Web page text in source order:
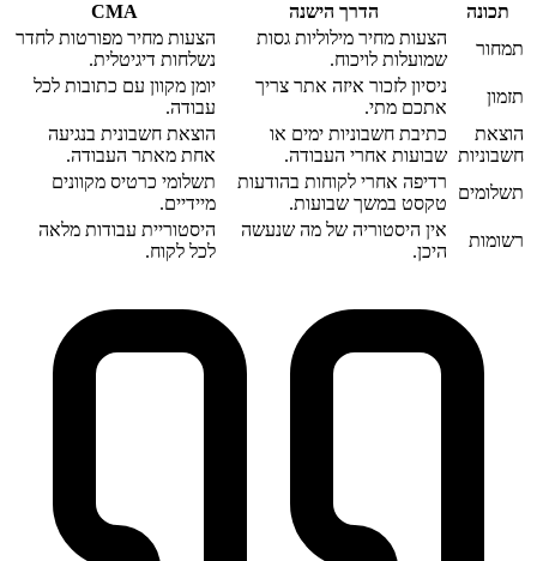
תכונה הדרך הישנה
CMA‎
תמחור
הצעות מחיר מילוליות גסות
שמועלות לויכוח.
הצעות מחיר מפורטות לחדר
נשלחות דיגיטלית.
תזמון
ניסיון לזכור איזה אתר צריך
אתכם מתי.
יומן מקוון עם כתובות לכל
עבודה.
הוצאת
חשבוניות
כתיבת חשבוניות ימים או
שבועות אחרי העבודה.
הוצאת חשבונית בנגיעה
אחת מאתר העבודה.
תשלומים
רדיפה אחרי לקוחות בהודעות
טקסט במשך שבועות.
תשלומי כרטיס מקוונים
מיידיים.
רשומות
אין היסטוריה של מה שנעשה
היכן.
היסטוריית עבודות מלאה
לכל לקוח.